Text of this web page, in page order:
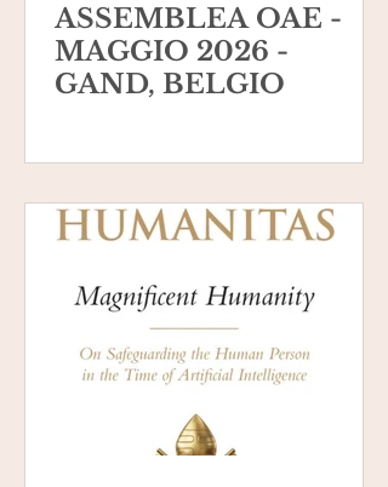
ASSEMBLEA OAE -
MAGGIO 2026 -
GAND, BELGIO